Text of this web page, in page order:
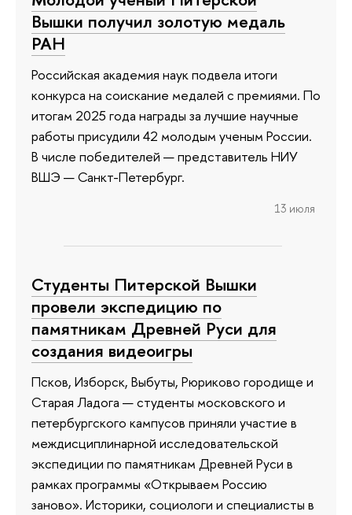
Вышки получил золотую медаль
РАН
Российская академия наук подвела итоги
конкурса на соискание медалей с премиями. По
итогам 2025 года награды за лучшие научные
работы присудили 42 молодым ученым России.
В числе победителей — представитель НИУ
ВШЭ — Санкт-Петербург.
13 июля
Студенты Питерской Вышки
провели экспедицию по
памятникам Древней Руси для
создания видеоигры
Псков, Изборск, Выбуты, Рюриково городище и
Старая Ладога — студенты московского и
петербургского кампусов приняли участие в
междисциплинарной исследовательской
экспедиции по памятникам Древней Руси в
рамках программы «Открываем Россию
заново». Историки, социологи и специалисты в